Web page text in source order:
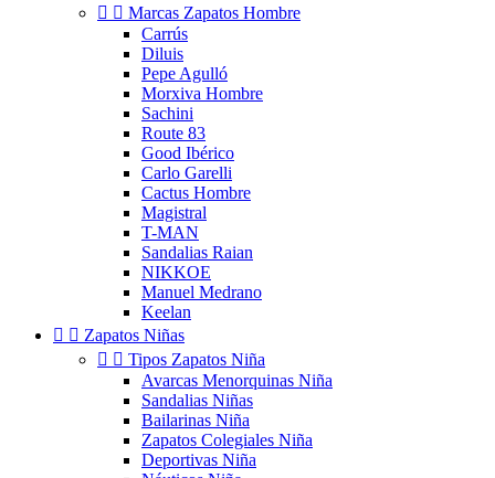
  Marcas Zapatos Hombre
Carrús
Diluis
Pepe Agulló
Morxiva Hombre
Sachini
Route 83
Good Ibérico
Carlo Garelli
Cactus Hombre
Magistral
T-MAN
Sandalias Raian
NIKKOE
Manuel Medrano
Keelan
  Zapatos Niñas
  Tipos Zapatos Niña
Avarcas Menorquinas Niña
Sandalias Niñas
Bailarinas Niña
Zapatos Colegiales Niña
Deportivas Niña